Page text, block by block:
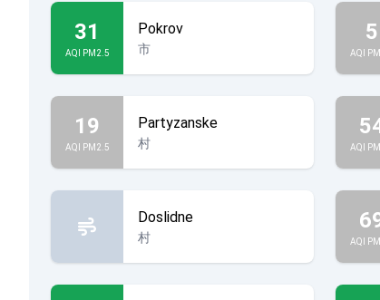
31
AQI PM2.5
Pokrov
市
5
AQI
19
AQI PM2.5
Partyzanske
村 AQI
Doslidne
村 AQI